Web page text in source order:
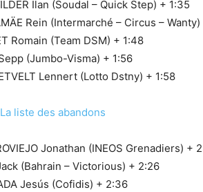
Ilan (Soudal – Quick Step) + 1:35
Rein (Intermarché – Circus – Wanty)
Romain (Team DSM) + 1:48
(Jumbo-Visma) + 1:56
Lennert (Lotto Dstny) + 1:58
La liste des abandons
Jonathan (INEOS Grenadiers) +
(Bahrain – Victorious) + 2:26
Jesús (Cofidis) + 2:36